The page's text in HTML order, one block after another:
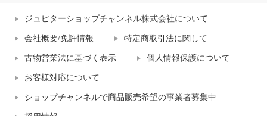
ジュピターショップチャンネル株式会社について
会社概要/免許情報 特定商取引法に関して
古物営業法に基づく表示 個人情報保護について
お客様対応について
ショップチャンネルで商品販売希望の事業者募集中